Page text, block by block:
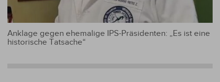
Anklage gegen ehemalige IPS-Präsidenten: „Es ist eine
historische Tatsache“